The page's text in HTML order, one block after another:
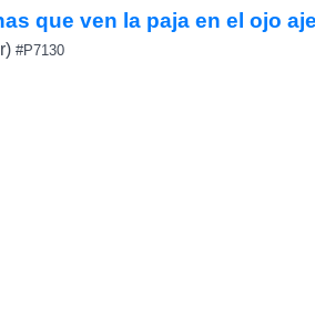
que ven la paja en el ojo
#P7130